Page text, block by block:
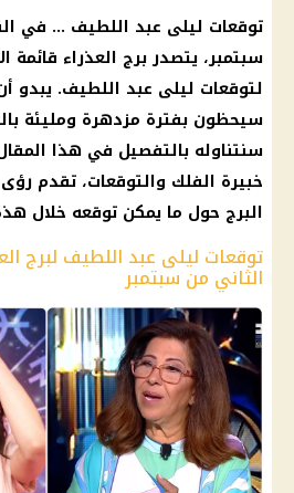
توقعات ليلى عبد اللطيف … في
سبتمبر، يتصدربرج العذراء قائمة
لتوقعات ليلى عبد اللطيف. يبدو
سيحظون بفترة مزدهرة ومليئة
سنتناوله بالتفصيل في هذا
خبيرة الفلك والتوقعات، تقدم
البرج حول ما يمكن توقعه خلال
توقعات ليلى عبد اللطيف لبرج
الثاني من سبتمبر